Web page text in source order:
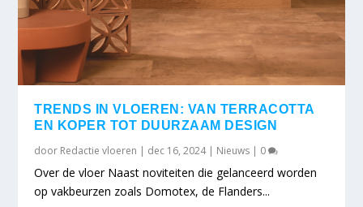
TRENDS IN VLOEREN: VAN TERRACOTTA
EN KOPER TOT DUURZAAM DESIGN
door Redactie vloeren | dec 16, 2024| Nieuws | 0
Over de vloer Naast noviteiten die gelanceerd worden
op vakbeurzen zoals Domotex, de Flanders...